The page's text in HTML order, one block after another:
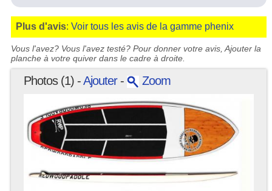
Plus d'avis:Voir tous les avis de la gamme phenix
Vous l'avez? Vous l'avez testé? Pour donner votre avis, Ajouter la
planche à votre quiver dans le cadre à droite.
Photos (1) -Ajouter- Zoom